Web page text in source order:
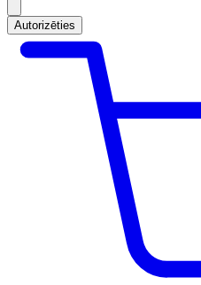
Autorizēties